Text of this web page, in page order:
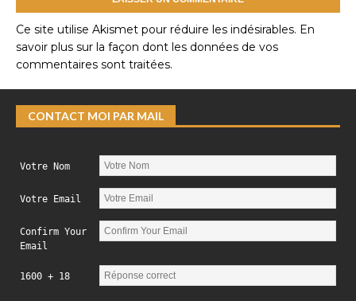
Ce site utilise Akismet pour réduire les indésirables. En
savoir plus sur la façon dont les données de vos
commentaires sont traitées.
CONTACT MOI PAR MAIL
Votre Nom
Votre Email
Confirm Your
Email
1600 + 18